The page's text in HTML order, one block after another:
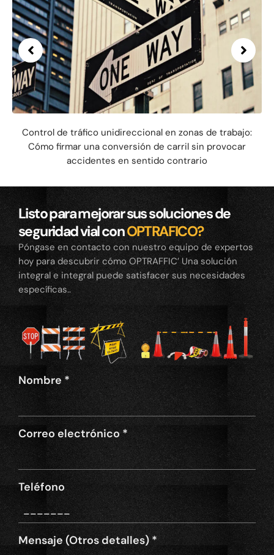
Control de tráfico unidireccional en zonas de trabajo:
Cómo firmar una conversión de carril sin provocar
accidentes en sentido contrario
Listo para mejorar sus soluciones de
seguridad vial conOPTRAFICO?
Póngase en contacto con nuestro equipo de expertos
hoy para descubrir cómo OPTRAFFIC’ Una solución
integral e integral puede satisfacer sus necesidades
específicas..
Nombre *
Correo electrónico *
Teléfono
Mensaje (Otros detalles) *